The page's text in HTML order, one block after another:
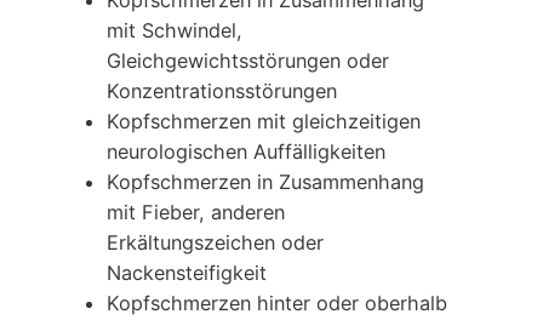
mit Schwindel,
Gleichgewichtsstörungen oder
Konzentrationsstörungen
Kopfschmerzen mit gleichzeitigen
neurologischen Auffälligkeiten
Kopfschmerzen in Zusammenhang
mit Fieber, anderen
Erkältungszeichen oder
Nackensteifigkeit
Kopfschmerzen hinter oder oberhalb